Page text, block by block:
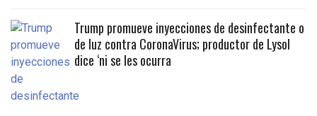
Trump promueve inyecciones de desinfectante o
de luz contra CoronaVirus; productor de Lysol
dice ‘ni se les ocurra